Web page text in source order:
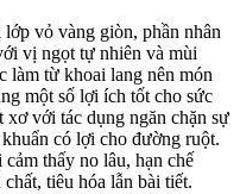
vỏ vàng giòn, phần nhân
vị ngọt tự nhiên và mùi
làm từ khoai lang nên món
một số lợi ích tốt cho sức
với tác dụng ngăn chặn sự
có lợi cho đường ruột.
thấy no lâu, hạn chế
tiêu hóa lẫn bài tiết.